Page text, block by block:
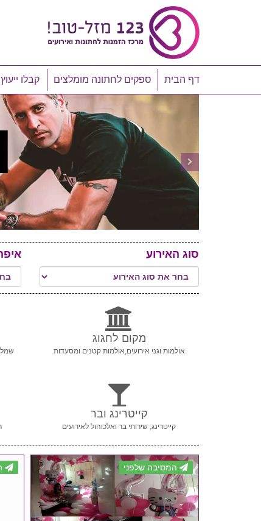
דף הבית ספקים לחתונה מומלצים קבלו
סוג האירוע
מקום לחגוג
אולמות וגני אירועים,אולמות קטנים ומסעדות
קייטרינג ובר
קייטרינג, שירותי בר ואלכוהול לאירועים
המסיבה שלפני